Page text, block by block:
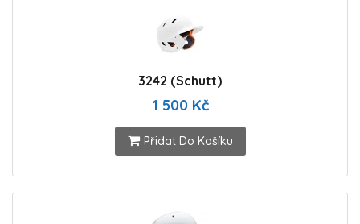
3242 (Schutt)
1 500 Kč
Přidat Do Košíku